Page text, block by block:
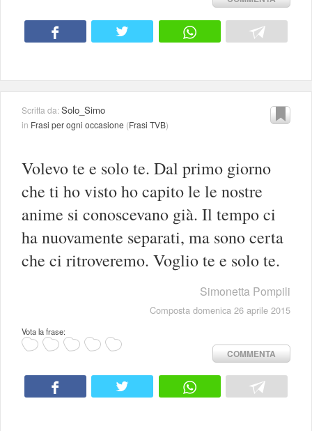
Scritta da:Solo_Simo
in Frasi per ogni occasione (Frasi TVB)
Volevo te e solo te. Dal primo giorno
che ti ho visto ho capito le le nostre
anime si conoscevano già. Il tempo ci
ha nuovamente separati, ma sono certa
che ci ritroveremo. Voglio te e solo te.
Simonetta Pompili
Composta domenica 26 aprile 2015
Vota la frase:
COMMENTA